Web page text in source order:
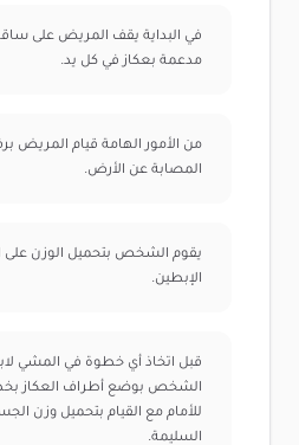
في البداية يقف المريض على
مدعمة بعكاز في كل يد.
من الأمور الهامة قيام المريض
المصابة عن الأرض.
يقوم الشخص بتحميل الوزن على
الإبطين.
قبل اتخاذ أي خطوة في المشي
الشخص بوضع أطراف العكاز
للأمام مع القيام بتحميل وزن
السليمة.